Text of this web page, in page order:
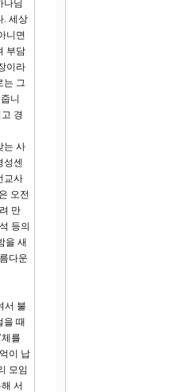
나님
. 세상
니면
부담
이라
는 그
니
경
는 사
성센
교사
오전
만
등의
을 새
다운
서 불
을 때
를
이 납
모임
서